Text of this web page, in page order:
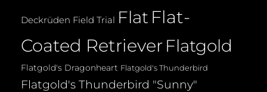
Deckrüden Field Trial Flat Flat-
Coated Retriever Flatgold
Flatgold's Dragonheart Flatgold's Thunderbird
Flatgold's Thunderbird "Sunny"